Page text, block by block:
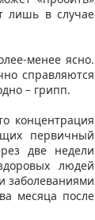
лишь в случае
менее ясно.
справляются
– грипп.
концентрация
первичный
две недели
людей
заболеваниями
месяца после